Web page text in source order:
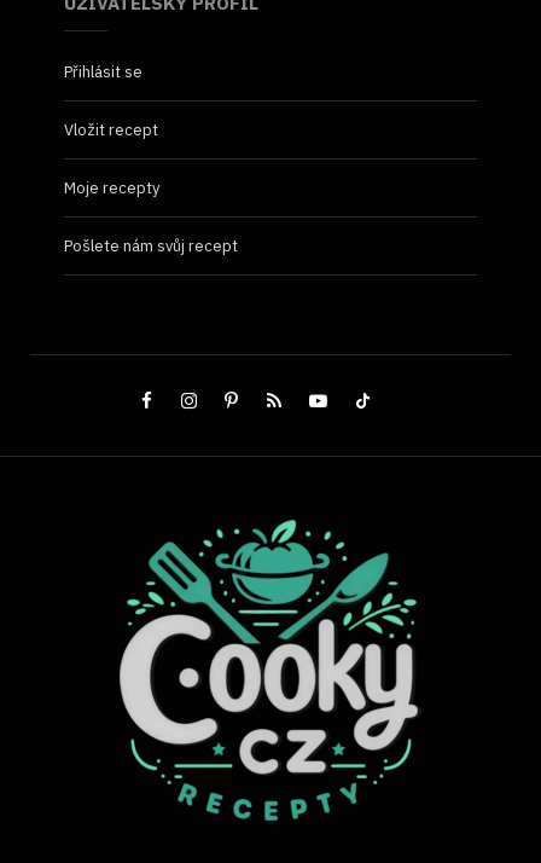
Přihlásit se
Vložit recept
Moje recepty
Pošlete nám svůj recept